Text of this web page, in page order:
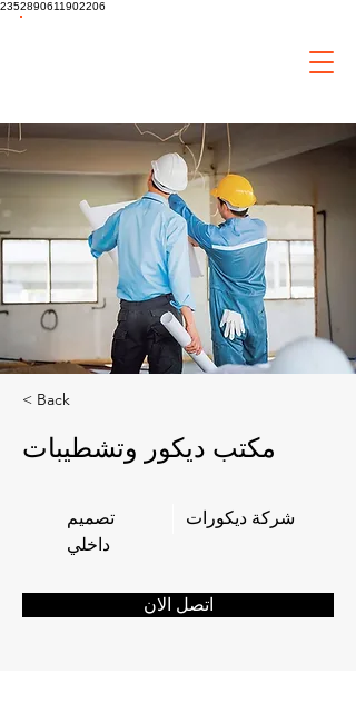
2352890611902206
< Back
مكتب ديكور وتشطيبات
تصميم
داخلي
شركة ديكورات
اتصل الان